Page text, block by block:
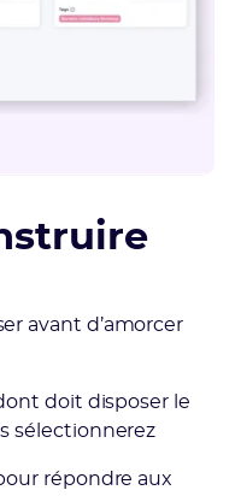
avant d’amorcer
doit disposer le
sélectionnerez
répondre aux